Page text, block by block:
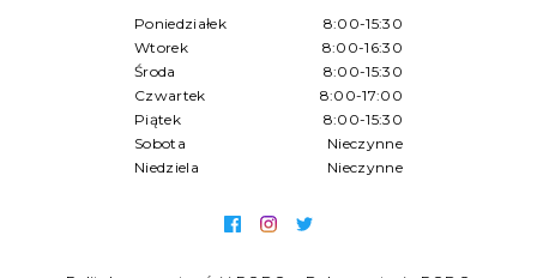
Poniedziałek
8:00-15:30
Wtorek
8:00-16:30
Środa
8:00-15:30
Czwartek
8:00-17:00
Piątek
8:00-15:30
Sobota
Nieczynne
Niedziela
Nieczynne